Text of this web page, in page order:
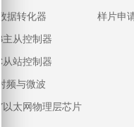
据转化器
主从控制器
从站控制器
频与微波
以太网物理层芯片
样片申